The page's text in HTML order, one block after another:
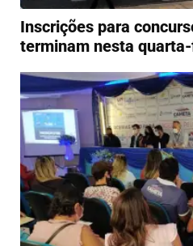
Inscrições para
terminam nesta